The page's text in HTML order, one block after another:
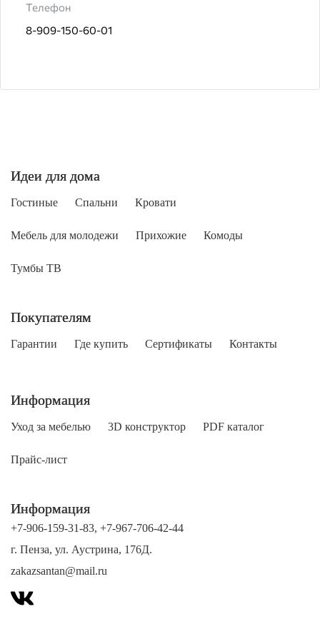
Телефон
8-909-150-60-01
Идеи для дома
Гостиные Спальни Кровати
Мебель для молодежи Прихожие Комоды
Тумбы ТВ
Покупателям
Гарантии Где купить Сертификаты Контакты
Информация
Уход за мебелью 3D конструктор PDF каталог
Прайс-лист
Информация
+7-906-159-31-83, +7-967-706-42-44
г. Пенза, ул. Аустрина, 176Д.
zakazsantan@mail.ru